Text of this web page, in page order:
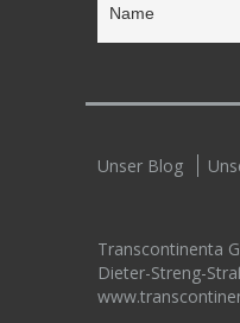
Unser Blog
Transcontinenta
Dieter-Streng-